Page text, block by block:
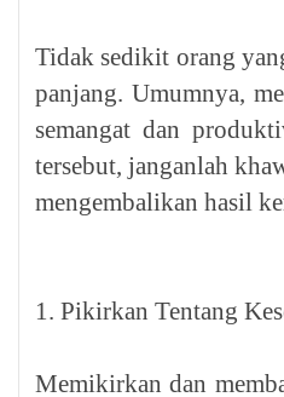
Tidak sedikit orang
panjang. Umumnya,
semangat dan
tersebut, janganlah
mengembalikan hasil
1. Pikirkan Tentang
Memikirkan dan